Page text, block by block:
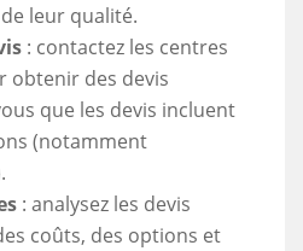
leur qualité.
: contactez les centres
obtenir des devis
que les devis incluent
(notamment
: analysez les devis
coûts, des options et